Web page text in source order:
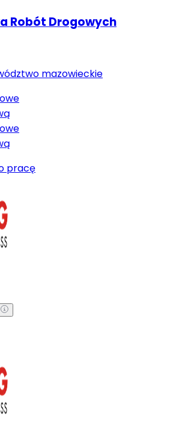
Robót Drogowych
mazowieckie
pracę